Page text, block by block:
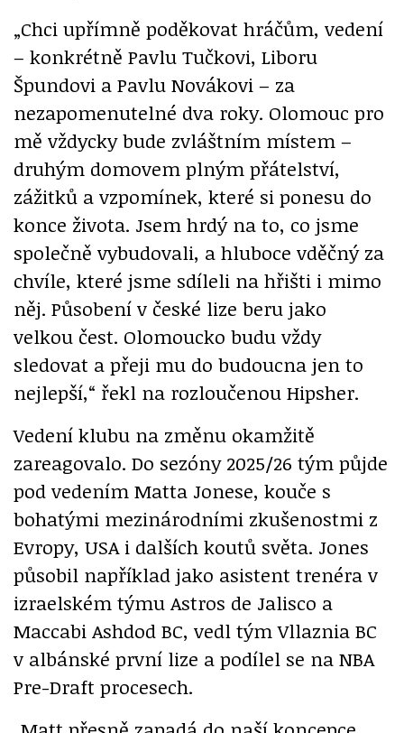
„Chci upřímně poděkovat hráčům, vedení
– konkrétně Pavlu Tučkovi, Liboru
Špundovi a Pavlu Novákovi – za
nezapomenutelné dva roky. Olomouc pro
mě vždycky bude zvláštním místem –
druhým domovem plným přátelství,
zážitků a vzpomínek, které si ponesu do
konce života. Jsem hrdý na to, co jsme
společně vybudovali, a hluboce vděčný za
chvíle, které jsme sdíleli na hřišti i mimo
něj. Působení v české lize beru jako
velkou čest. Olomoucko budu vždy
sledovat a přeji mu do budoucna jen to
nejlepší,“ řekl na rozloučenou Hipsher.
Vedení klubu na změnu okamžitě
zareagovalo. Do sezóny 2025/26 tým půjde
pod vedením Matta Jonese, kouče s
bohatými mezinárodními zkušenostmi z
Evropy, USA i dalších koutů světa. Jones
působil například jako asistent trenéra v
izraelském týmu Astros de Jalisco a
Maccabi Ashdod BC, vedl tým Vllaznia BC
v albánské první lize a podílel se na NBA
Pre-Draft procesech.